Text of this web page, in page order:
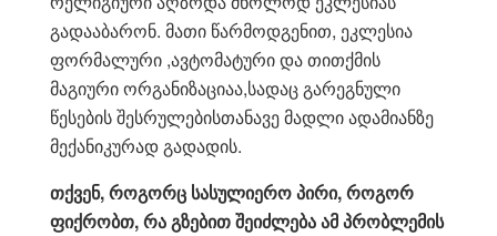
გადააბარონ. მათი წარმოდგენით, ეკლესია
ფორმალური ,ავტომატური და თითქმის
მაგიური ორგანიზაციაა,სადაც გარეგნული
წესების შესრულებისთანავე მადლი ადამიანზე
მექანიკურად გადადის.
თქვენ, როგორც სასულიერო პირი, როგორ
ფიქრობთ, რა გზებით შეიძლება ამ პრობლემის